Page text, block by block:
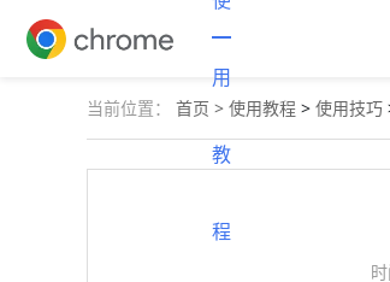
用
教
程
当前位置： 首页 > 使用教程 > 使用技巧